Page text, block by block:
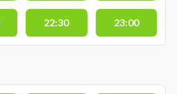
22:30 23:00